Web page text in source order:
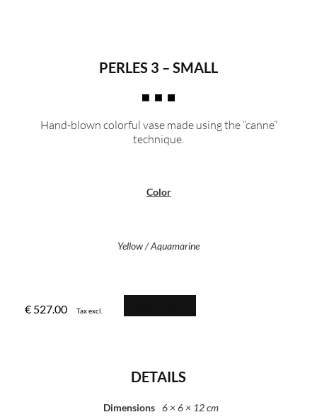
PERLES 3 – SMALL
Hand-blown colorful vase made using the “canne”
technique.
Color
Yellow / Aquamarine
€ 527.00 Tax excl.
DETAILS
Dimensions 6 × 6 × 12 cm